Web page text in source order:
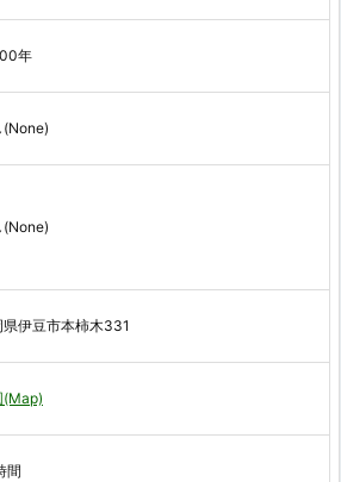
年
(None)
(None)
県伊豆市本柿木331
(Map)
間